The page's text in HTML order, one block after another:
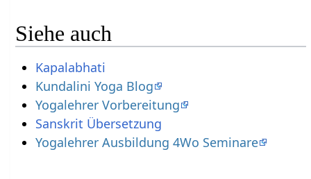
Siehe auch
Kapalabhati
Kundalini Yoga Blog
Yogalehrer Vorbereitung
Sanskrit Übersetzung
Yogalehrer Ausbildung 4Wo Seminare